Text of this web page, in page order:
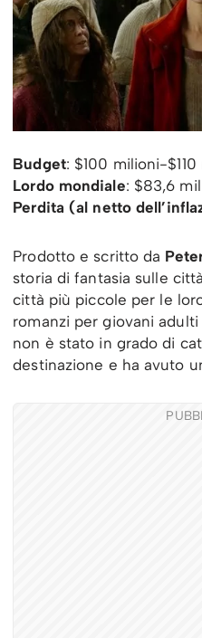
Budget: $100 milioni-$110
Lordo mondiale: $83,6
Perdita (al netto
Prodotto e scritto da
storia di fantasia sulle
città più piccole per le
romanzi per giovani
non è stato in grado di
destinazione e ha avuto